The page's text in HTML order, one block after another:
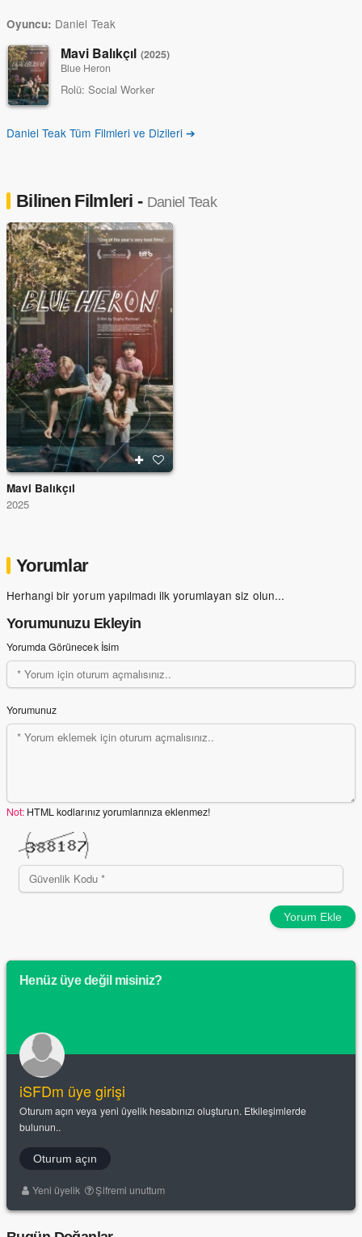
Oyuncu: Daniel Teak
Mavi Balıkçıl (2025)
Blue Heron
Rolü: Social Worker
Daniel Teak Tüm Filmleri ve Dizileri ➔
Bilinen Filmleri - Daniel Teak
Mavi Balıkçıl
2025
Yorumlar
Herhangi bir yorum yapılmadı ilk yorumlayan siz olun...
Yorumunuzu Ekleyin
Yorumda Görünecek İsim
Yorumunuz
Not: HTML kodlarınız yorumlarınıza eklenmez!
Yorum Ekle
Henüz üye değil misiniz?
iSFDm üye girişi
Oturum açın veya yeni üyelik hesabınızı oluşturun. Etkileşimlerde
bulunun..
Oturum açın
Yeni üyelik Şifremi unuttum